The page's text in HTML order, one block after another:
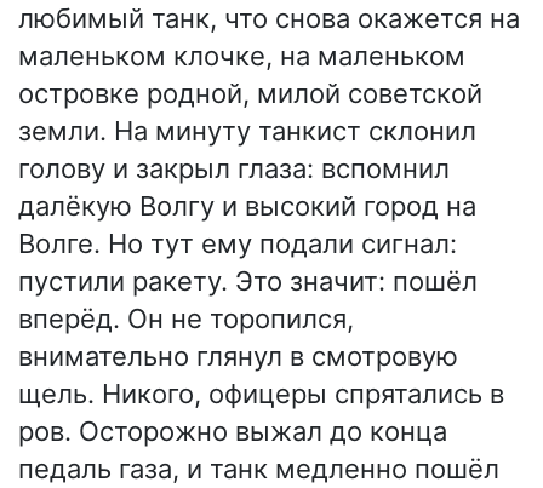
любимый танк, что снова окажется на
маленьком клочке, на маленьком
островке родной, милой советской
земли. На минуту танкист склонил
голову и закрыл глаза: вспомнил
далёкую Волгу и высокий город на
Волге. Но тут ему подали сигнал:
пустили ракету. Это значит: пошёл
вперёд. Он не торопился,
внимательно глянул в смотровую
щель. Никого, офицеры спрятались в
ров. Осторожно выжал до конца
педаль газа, и танк медленно пошёл